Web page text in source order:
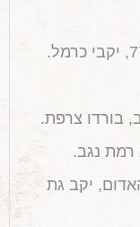
בורדו צרפת.
רמת נגב.
יקב גת